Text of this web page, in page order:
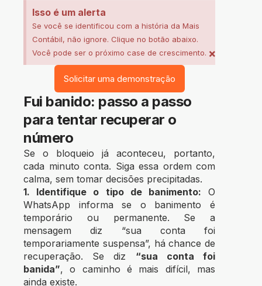
Isso é um alerta
Se você se identificou com a história da Mais
Contábil, não ignore. Clique no botão abaixo.
Você pode ser o próximo case de crescimento. ×
Solicitar uma demonstração
Fui banido: passo a passo
para tentar recuperar o
número
Se o bloqueio já aconteceu, portanto,
cada minuto conta. Siga essa ordem com
calma, sem tomar decisões precipitadas.
1. Identifique o tipo de banimento: O
WhatsApp informa se o banimento é
temporário ou permanente. Se a
mensagem diz “sua conta foi
temporariamente suspensa”, há chance de
recuperação. Se diz “sua conta foi
banida”, o caminho é mais difícil, mas
ainda existe.